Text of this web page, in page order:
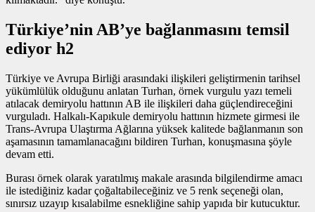
Türkiye’nin AB’ye bağlanmasını temsil
ediyor h2
Türkiye ve Avrupa Birliği arasındaki ilişkileri geliştirmenin tarihsel
yükümlülük olduğunu anlatan Turhan, örnek vurgulu yazı temeli
atılacak demiryolu hattının AB ile ilişkileri daha güçlendireceğini
vurguladı. Halkalı-Kapıkule demiryolu hattının hizmete girmesi ile
Trans-Avrupa Ulaştırma Ağlarına yüksek kalitede bağlanmanın son
aşamasının tamamlanacağını bildiren Turhan, konuşmasına şöyle
devam etti.
Burası örnek olarak yaratılmış makale arasında bilgilendirme amacı
ile istediğiniz kadar çoğaltabileceğiniz ve 5 renk seçeneği olan,
sınırsız uzayıp kısalabilme esnekliğine sahip yapıda bir kutucuktur.